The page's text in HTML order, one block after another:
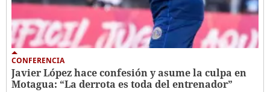
CONFERENCIA
Javier López hace confesión y asume la culpa en
Motagua: “La derrota es toda del entrenador”